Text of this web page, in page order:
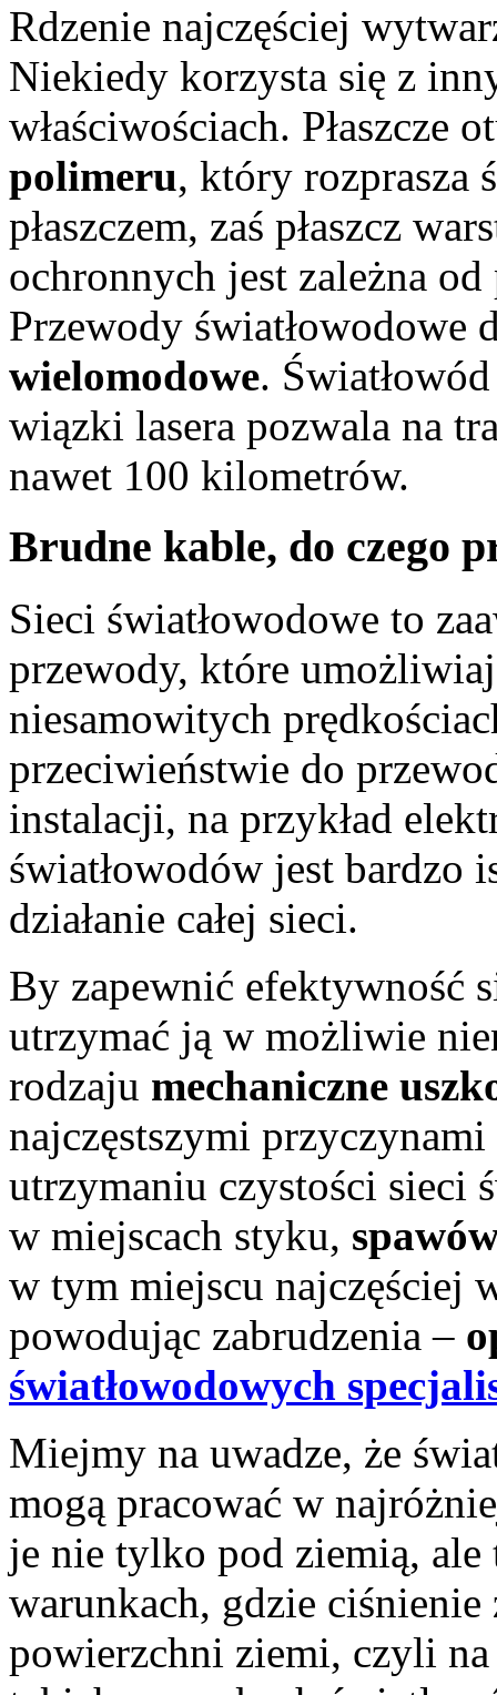
Rdzenie najczęściej
Niekiedy korzysta się z
właściwościach. Płaszcze
polimeru, który rozprasza
płaszczem, zaś płaszcz
ochronnych jest zależna
Przewody światłowodowe
wielomodowe.
wiązki lasera pozwala na
nawet 100 kilometrów.
Brudne kable, do czego
Sieci światłowodowe to
przewody, które
niesamowitych
przeciwieństwie do
instalacji, na przykład
światłowodów jest bardzo
działanie całej sieci.
By zapewnić efektywność
utrzymać ją w możliwie
rodzaju mechaniczne
najczęstszymi
utrzymaniu czystości sieci
w miejscach styku,
w tym miejscu najczęściej
powodując zabrudzenia –
światłowodowych
Miejmy na uwadze, że
mogą pracować w
je nie tylko pod ziemią,
warunkach, gdzie ciśnienie
powierzchni ziemi, czyli na